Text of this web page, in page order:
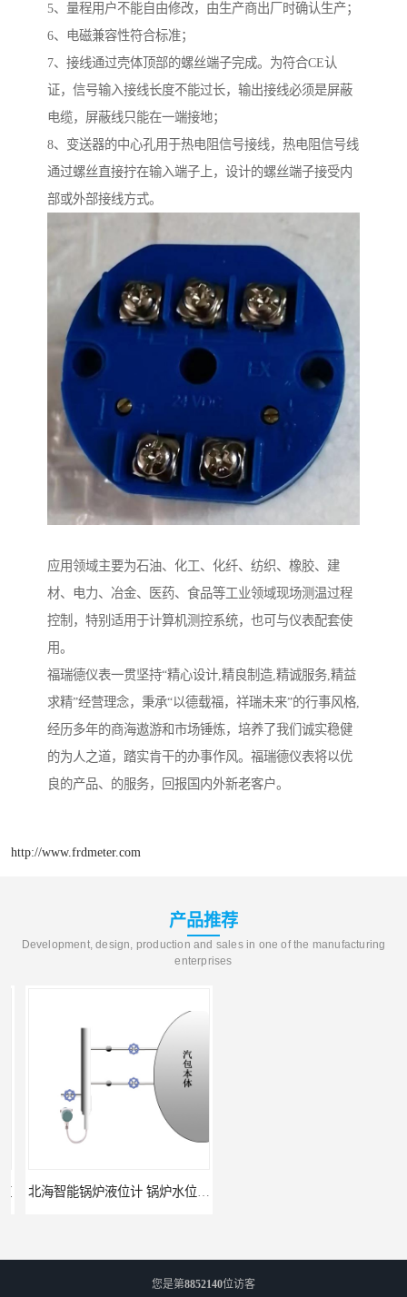
5、量程用户不能自由修改，由生产商出厂时确认生产；
6、电磁兼容性符合标准；
7、接线通过壳体顶部的螺丝端子完成。为符合CE认
证，信号输入接线长度不能过长，输出接线必须是屏蔽
电缆，屏蔽线只能在一端接地；
8、变送器的中心孔用于热电阻信号接线，热电阻信号线
通过螺丝直接拧在输入端子上，设计的螺丝端子接受内
部或外部接线方式。
应用领域主要为石油、化工、化纤、纺织、橡胶、建
材、电力、冶金、医药、食品等工业领域现场测温过程
控制，特别适用于计算机测控系统，也可与仪表配套使
用。
福瑞德仪表一贯坚持“精心设计,精良制造,精诚服务,精益
求精”经营理念，秉承“以德载福，祥瑞未来”的行事风格,
经历多年的商海遨游和市场锤炼，培养了我们诚实稳健
的为人之道，踏实肯干的办事作风。福瑞德仪表将以优
良的产品、的服务，回报国内外新老客户。
http://www.frdmeter.com
产品推荐
Development, design, production and sales in one of the manufacturing
enterprises
北海智能锅炉液位计 锅炉水位计厂商 自动适应自动校准
您是第8852140位访客